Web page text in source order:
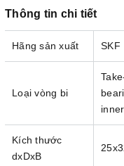
Thông tin chi tiết
Hãng sản xuất SKF
Loại vòng bi
Kích thước
dxDxB